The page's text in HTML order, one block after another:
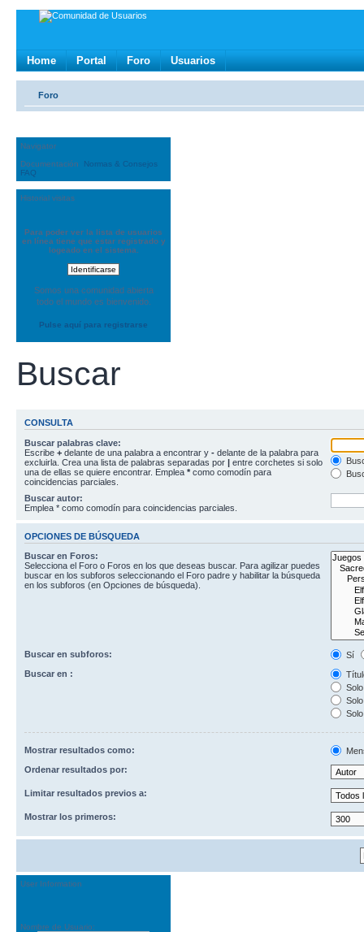
Home Portal Foro Usuarios
Foro
Navigator
Documentación
Normas & Consejos
FAQ
Historial visitas
Para poder ver la lista de usuarios
en línea tiene que estar registrado y
logeado en el sistema.
Somos una comunidad abierta
todo el mundo es bienvenido.
Pulse aquí para registrarse
Buscar
CONSULTA
Buscar palabras clave:
Escribe + delante de una palabra a encontrar y - delante de la palabra para
excluirla. Crea una lista de palabras separadas por | entre corchetes si solo
una de ellas se quiere encontrar. Emplea * como comodín para
coincidencias parciales.
Buscar autor:
Emplea * como comodín para coincidencias parciales.
OPCIONES DE BÚSQUEDA
Buscar en Foros:
Selecciona el Foro o Foros en los que deseas buscar. Para agilizar puedes
buscar en los subforos seleccionando el Foro padre y habilitar la búsqueda
en los subforos (en Opciones de búsqueda).
Buscar en subforos:
Sí
Buscar en :
Mostrar resultados como:
Ordenar resultados por:
Limitar resultados previos a:
Mostrar los primeros:
User Information
Nombre de Usuario: